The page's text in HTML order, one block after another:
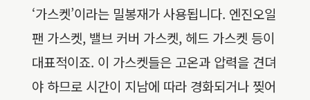
‘가스켓’이라는 밀봉재가 사용됩니다. 엔진오일
팬 가스켓, 밸브 커버 가스켓, 헤드 가스켓 등이
대표적이죠. 이 가스켓들은 고온과 압력을 견뎌
야 하므로 시간이 지남에 따라 경화되거나 찢어